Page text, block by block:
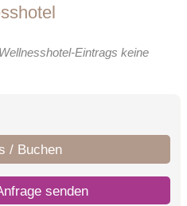
Eintrags keine
/ Buchen
senden